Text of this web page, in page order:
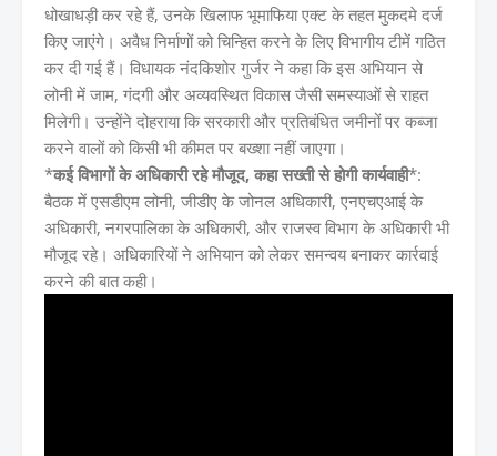
धोखाधड़ी कर रहे हैं, उनके खिलाफ भूमाफिया एक्ट के तहत मुकदमे दर्ज
किए जाएंगे। अवैध निर्माणों को चिन्हित करने के लिए विभागीय टीमें गठित
कर दी गई हैं। विधायक नंदकिशोर गुर्जर ने कहा कि इस अभियान से
लोनी में जाम, गंदगी और अव्यवस्थित विकास जैसी समस्याओं से राहत
मिलेगी। उन्होंने दोहराया कि सरकारी और प्रतिबंधित जमीनों पर कब्जा
करने वालों को किसी भी कीमत पर बख्शा नहीं जाएगा।
*कई विभागों के अधिकारी रहे मौजूद, कहा सख्ती से होगी कार्यवाही*:
बैठक में एसडीएम लोनी, जीडीए के जोनल अधिकारी, एनएचएआई के
अधिकारी, नगरपालिका के अधिकारी, और राजस्व विभाग के अधिकारी भी
मौजूद रहे। अधिकारियों ने अभियान को लेकर समन्वय बनाकर कार्रवाई
करने की बात कही।